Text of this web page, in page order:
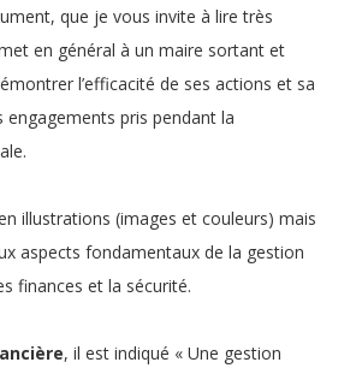
que je vous invite à lire très
en général à un maire sortant et
l’efficacité de ses actions et sa
engagements pris pendant la
illustrations (images et couleurs) mais
aspects fondamentaux de la gestion
finances et la sécurité.
, il est indiqué « Une gestion